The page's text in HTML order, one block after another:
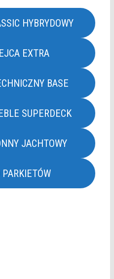
HYBRYDOWY
EXTRA
BASE
SUPERDECK
JACHTOWY